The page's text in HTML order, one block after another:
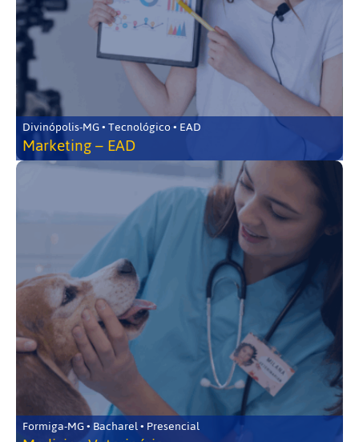
Divinópolis-MG • Tecnológico • EAD
Marketing – EAD
Formiga-MG • Bacharel • Presencial